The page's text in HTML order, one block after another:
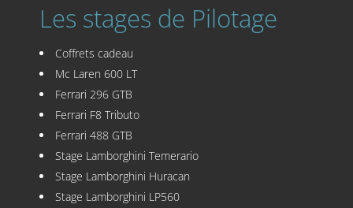
Les stages de Pilotage
Coffrets cadeau
Mc Laren 600 LT
Ferrari 296 GTB
Ferrari F8 Tributo
Ferrari 488 GTB
Stage Lamborghini Temerario
Stage Lamborghini Huracan
Stage Lamborghini LP560